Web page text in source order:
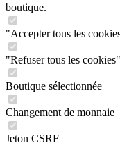
boutique.
"Accepter tous les
"Refuser tous les
Boutique sélectionnée
Changement de monnaie
Jeton CSRF